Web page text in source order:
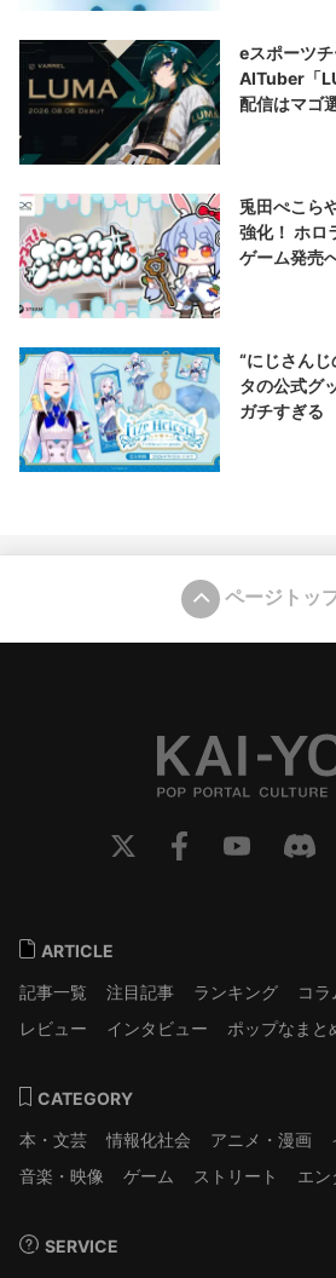
eスポーツ
AITuber「
配信はマゴ
兎田ぺこら
強化！ ホロ
ゲーム発売
“にじさん
タの公式グ
ガチすぎる
ページトッ
ARTICLE
記事一覧
注目記事 ランキング コラ
レビュー
インタビュー ポップなまと
CATEGORY
本・文芸
情報化社会 アニメ・漫画
音楽・映像
ゲーム ストリート エン
SERVICE